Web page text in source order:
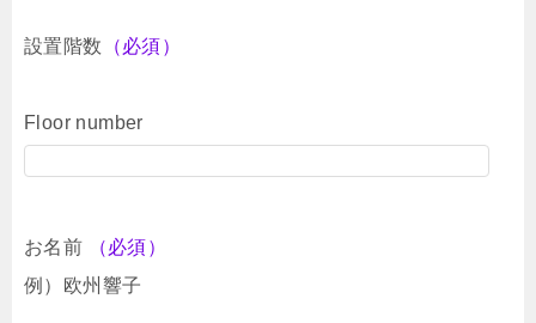
設置階数 （必須）
Floor number
お名前
（必須）
例）欧州響子